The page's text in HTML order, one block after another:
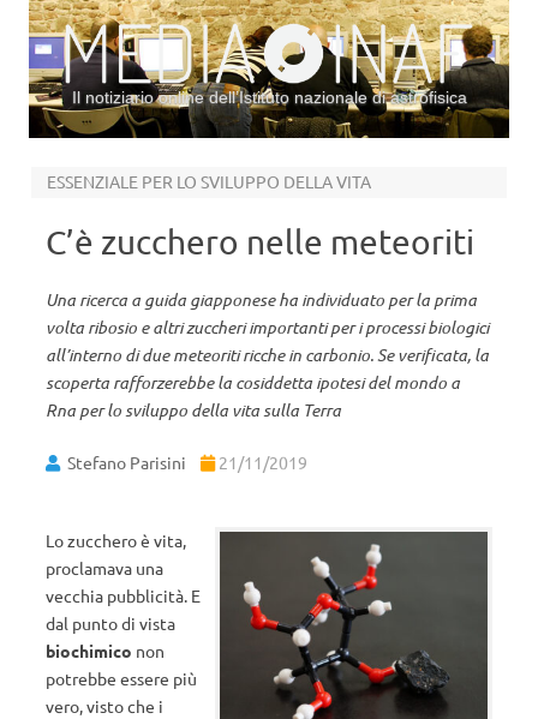
Il notiziario online dell’Istituto nazionale di astrofisica
ESSENZIALE PER LO SVILUPPO DELLA VITA
C’è zucchero nelle meteoriti
Una ricerca a guida giapponese ha individuato per la prima
volta ribosio e altri zuccheri importanti per i processi biologici
all’interno di due meteoriti ricche in carbonio. Se verificata, la
scoperta rafforzerebbe la cosiddetta ipotesi del mondo a
Rna per lo sviluppo della vita sulla Terra
Stefano Parisini 21/11/2019
Lo zucchero è vita,
proclamava una
vecchia pubblicità. E
dal punto di vista
biochimico non
potrebbe essere più
vero, visto che i